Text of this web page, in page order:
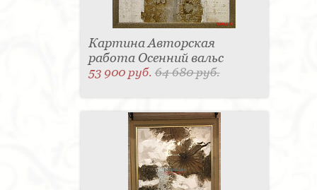
Картина Авторская
работа Осенний вальс
53 900 руб.64 680 руб.